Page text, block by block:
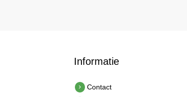
Informatie
Contact